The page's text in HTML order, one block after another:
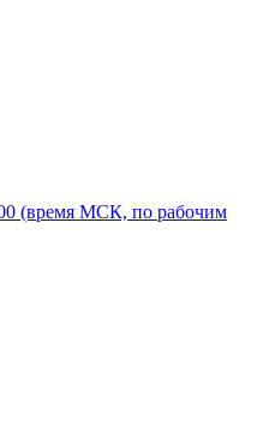
(время МСК, по рабочим